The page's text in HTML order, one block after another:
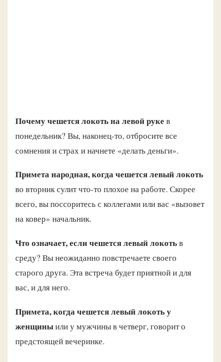
Почему чешется локоть на левой руке в
понедельник? Вы, наконец-то, отбросите все
сомнения и страх и начнете «делать деньги».
Примета народная, когда чешется левый локоть
во вторник сулит что-то плохое на работе. Скорее
всего, вы поссоритесь с коллегами или вас «вызовет
на ковер» начальник.
Что означает, если чешется левый локотьв
среду? Вы неожиданно повстречаете своего
старого друга. Эта встреча будет приятной и для
вас, и для него.
Примета, когда чешется левый локоть у
женщиныили у мужчины в четверг, говорит о
предстоящей вечеринке.